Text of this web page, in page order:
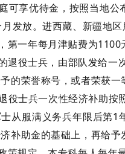
可享优待金，按照当地
发放。进西藏、新疆地
第一年每月津贴费为1100
退役士兵，由部队发给
的荣誉称号，或者荣获一
役士兵一次性经济补助
从服满义务兵年限后第
补助金的基础上，再给予